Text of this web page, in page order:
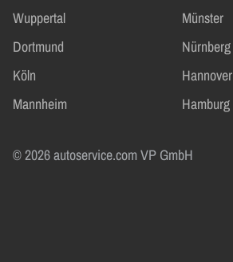
Wuppertal
Münster
Dortmund
Nürnberg
Köln
Hannover
Mannheim
Hamburg
© 2026 autoservice.com VP GmbH